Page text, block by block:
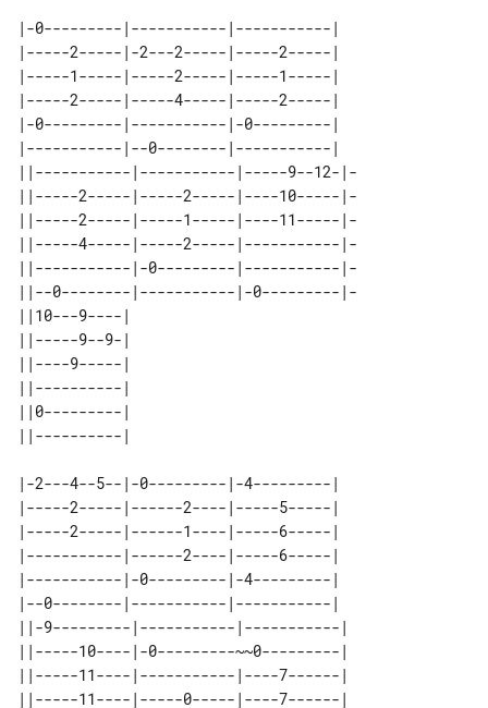
|-0---------|-----------|-----------|
|-----2-----|-2---2-----|-----2-----|
|-----1-----|-----2-----|-----1-----|
|-----2-----|-----4-----|-----2-----|
|-0---------|-----------|-0---------|
|-----------|--0--------|-----------|
||-----------|-----------|-----9--12-|-
||-----2-----|-----2-----|----10-----|-
||-----2-----|-----1-----|----11-----|-
||-----4-----|-----2-----|-----------|-
||-----------|-0---------|-----------|-
||--0--------|-----------|-0---------|-
||10---9----|
||-----9--9-|
||----9-----|
||----------|
||0---------|
|-2---4--5--|-0---------|-4---------|
|-----2-----|------2----|-----5-----|
|-----2-----|------1----|-----6-----|
|-----------|------2----|-----6-----|
|-----------|-0---------|-4---------|
|--0--------|-----------|-----------|
||-9---------|-----------|-----------|
||-----10----|-0---------~~0---------|
||-----11----|-----------|----7------|
||-----11----|-----0-----|----7------|